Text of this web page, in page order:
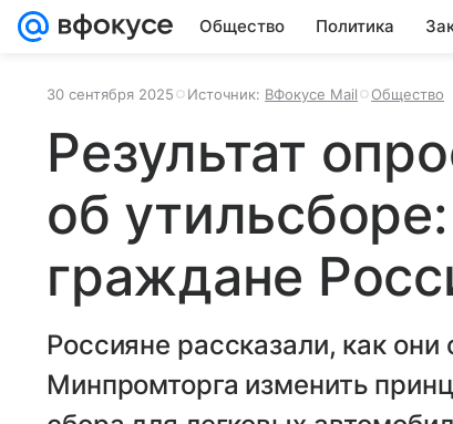
Общество Политика
30 сентября 2025 Источник: ВФокусе Mail Общество
Результат
об
граждане
Россияне рассказали, как они
Минпромторга изменить